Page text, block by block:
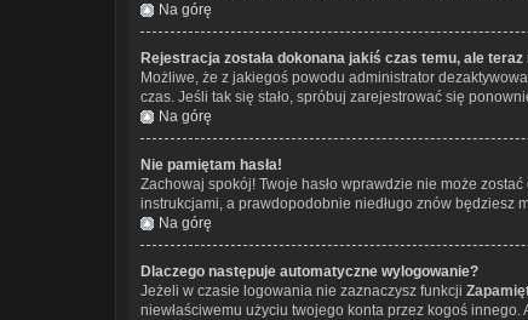
Na górę
Rejestracja została dokonana jakiś czas temu, ale
Możliwe, że z jakiegoś powodu administrator
czas. Jeśli tak się stało, spróbuj zarejestrować się
Na górę
Nie pamiętam hasła!
Zachowaj spokój! Twoje hasło wprawdzie nie może
instrukcjami, a prawdopodobnie niedługo znów będziesz
Na górę
Dlaczego następuje automatyczne wylogowanie?
Jeżeli w czasie logowania nie zaznaczysz funkcji
niewłaściwemu użyciu twojego konta przez kogoś